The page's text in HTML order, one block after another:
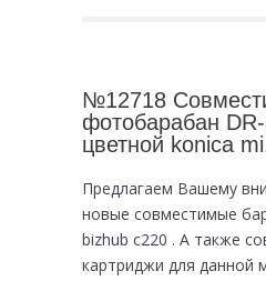
№12718
фотобарабан
цветной konica
Предлагаем Вашему
новые совместимые
bizhub c220 . А также
картриджи для данной